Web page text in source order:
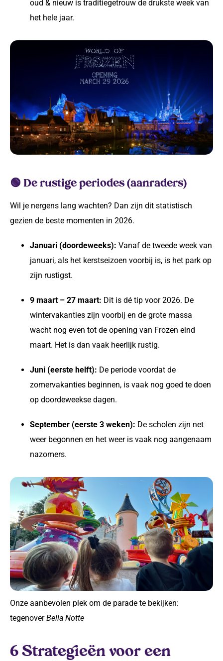
oud & nieuw is traditiegetrouw de drukste week van
het hele jaar.
🟢 De rustige periodes (aanraders)
Wil je nergens lang wachten? Dan zijn dit statistisch
gezien de beste momenten in 2026.
Januari (doordeweeks): Vanaf de tweede week van
januari, als het kerstseizoen voorbij is, is het park op
zijn rustigst.
9 maart – 27 maart: Dit is dé tip voor 2026. De
wintervakanties zijn voorbij en de grote massa
wacht nog even tot de opening van Frozen eind
maart. Het is dan vaak heerlijk rustig.
Juni (eerste helft): De periode voordat de
zomervakanties beginnen, is vaak nog goed te doen
op doordeweekse dagen.
September (eerste 3 weken): De scholen zijn net
weer begonnen en het weer is vaak nog aangenaam
nazomers.
Onze aanbevolen plek om de parade te bekijken:
tegenoverBella Notte
6 Strategieën voor een